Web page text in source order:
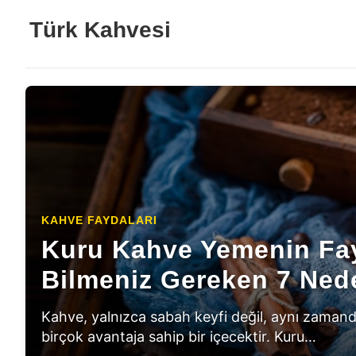
Türk Kahvesi
Kahveseverlerin Aşkı:
Aromaları
KAHVE FAYDALARI
Kuru Kahve Yemenin
Bilmeniz Gereken 7
Kahve, yalnızca sabah keyfi değil, aynı
birçok avantaja sahip bir içecektir. Kuru…
KAHVE FAYDALARI
Adet Söktürücü Kahve:
Rahim Sağlığı
Kadınların yaşamında önemli bir rol oynayan
bedensel ve ruhsal zorluklarla dolu olabilir.…